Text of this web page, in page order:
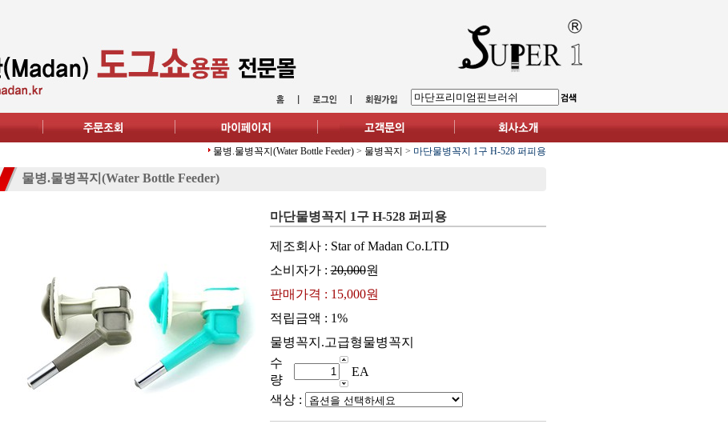
물병.물병꼭지(Water Bottle Feeder) > 물병꼭지 > 마단물병꼭지 1구 H-528 퍼피용
물병.물병꼭지(Water Bottle Feeder)
마단물병꼭지 1구 H-528 퍼피용
제조회사 : Star of Madan Co.LTD
소비자가 :20,000원
판매가격 : 15,000원
적립금액 : 1%
물병꼭지.고급형물병꼭지
수
량
EA
색상 :